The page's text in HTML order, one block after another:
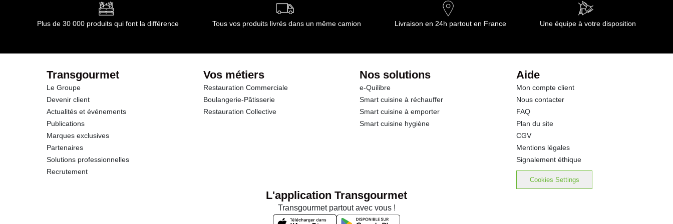
Plus de 30 000 produits qui font la différence Tous vos produits livrés dans un même camion Livraison en 24h partout en France Une équipe à votre disposition
Transgourmet
Le Groupe
Devenir client
Actualités et événements
Publications
Marques exclusives
Partenaires
Solutions professionnelles
Recrutement
Vos métiers
Restauration Commerciale
Boulangerie-Pâtisserie
Restauration Collective
Nos solutions
e-Quilibre
Smart cuisine à réchauffer
Smart cuisine à emporter
Smart cuisine hygiène
Aide
Mon compte client
Nous contacter
FAQ
Plan du site
CGV
Mentions légales
Signalement éthique
Cookies Settings
L'application Transgourmet
Transgourmet partout avec vous !